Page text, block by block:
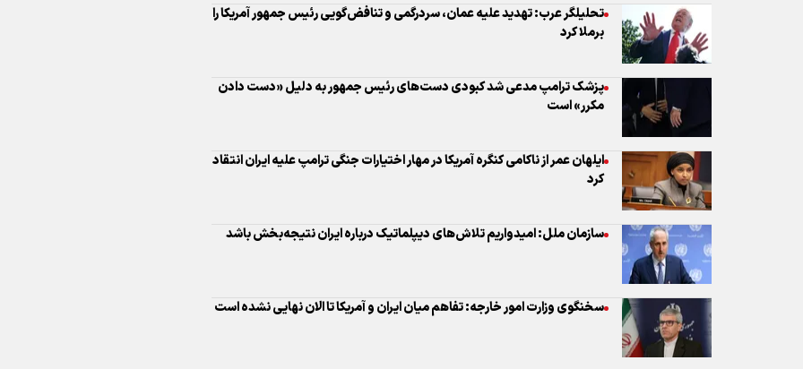
ایلهان عمر از ناکامی کنگره آمریکا در مهار اختیارات جنگی ترامپ علیه ایران انتقاد
سازمان ملل: امیدواریم تلاش‌های دیپلماتیک درباره ایران نتیجه‌بخش باشد
سخنگوی وزارت امور خارجه: تفاهم میان ایران و آمریکا تا الان نهایی نشده است